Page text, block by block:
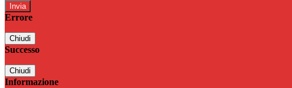
Errore
Chiudi
Successo
Chiudi
Informazione